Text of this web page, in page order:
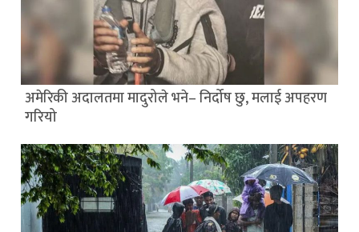
अमेरिकी अदालतमा मादुरोले भने– निर्दोष छु, मलाई अपहरण
गरियो